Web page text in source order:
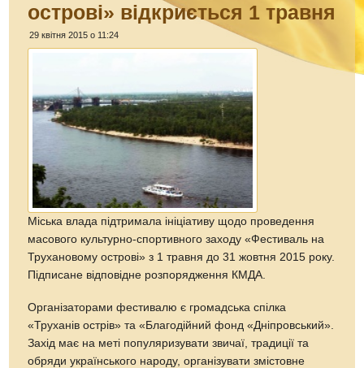
острові» відкриється 1 травня
29 квітня 2015 о 11:24
Міська влада підтримала ініціативу щодо проведення
масового культурно-спортивного заходу «Фестиваль на
Трухановому острові» з 1 травня до 31 жовтня 2015 року.
Підписане відповідне розпорядження КМДА.
Організаторами фестивалю є громадська спілка
«Труханів острів» та «Благодійний фонд «Дніпровський».
Захід має на меті популяризувати звичаї, традиції та
обряди українського народу, організувати змістовне